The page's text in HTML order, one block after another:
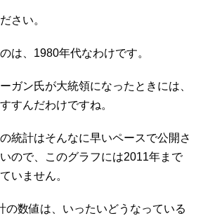
さい。
は、1980年代なわけです。
ガン氏が大統領になったときには、
すんだわけですね。
統計はそんなに早いペースで公開さ
ので、このグラフには2011年まで
いません。
の数値は、いったいどうなっている